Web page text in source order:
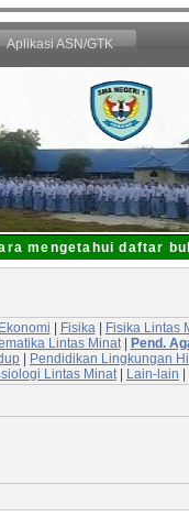
Aplikasi ASN/GTK
mengetahui daftar
Ekonomi | Fisika | Fisika Lintas
Lintas Minat| Pend.
| Pendidikan Lingkungan
Lintas Minat | Lain-lain |